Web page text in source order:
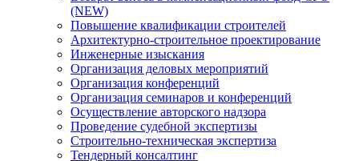
(NEW)
Повышение квалификации строителей
Архитектурно-строительное проектирование
Инженерные изыскания
Организация деловых мероприятий
Организация конференций
Организация семинаров и конференций
Осуществление авторского надзора
Проведение судебной экспертизы
Строительно-техническая экспертиза
Тендерный консалтинг